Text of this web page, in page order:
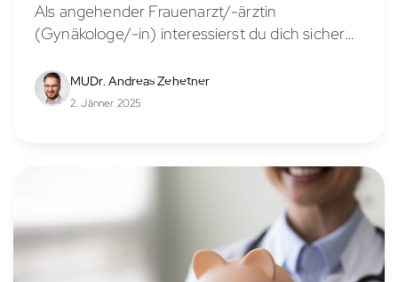
Als angehender Frauenarzt/-ärztin
(Gynäkologe/-in) interessierst du dich sicher
vielseitigen Fachbereich. Das Gehalt eines
Frauenarztes/-ärztin hängt von verschiedenen
MUDr. Andreas Zehetner
2. Jänner 2025